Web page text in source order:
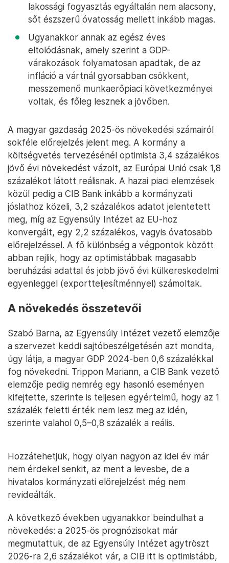
lakossági fogyasztás egyáltalán nem alacsony,
sőt észszerű óvatosság mellett inkább magas.
Ugyanakkor annak az egész éves
eltolódásnak, amely szerint a GDP-
várakozások folyamatosan apadtak, de az
infláció a vártnál gyorsabban csökkent,
messzemenő munkaerőpiaci következményei
voltak, és főleg lesznek a jövőben.
A magyar gazdaság 2025-ös növekedési számairól
sokféle előrejelzés jelent meg. A kormány a
költségvetés tervezésénél optimista 3,4 százalékos
jövő évi növekedést vázolt, az Európai Unió csak 1,8
százalékot látott reálisnak. A hazai piaci elemzések
közül pedig a CIB Bank inkább a kormányzati
jóslathoz közeli, 3,2 százalékos adatot jelentetett
meg, míg az Egyensúly Intézet az EU-hoz
konvergált, egy 2,2 százalékos, vagyis óvatosabb
előrejelzéssel. A fő különbség a végpontok között
abban rejlik, hogy az optimistábbak magasabb
beruházási adattal és jobb jövő évi külkereskedelmi
egyenleggel (exportteljesítménnyel) számoltak.
A növekedés összetevői
Szabó Barna, az Egyensúly Intézet vezető elemzője
a szervezet keddi sajtóbeszélgetésén azt mondta,
úgy látja, a magyar GDP 2024-ben 0,6 százalékkal
fog növekedni. Trippon Mariann, a CIB Bank vezető
elemzője pedig nemrég egy hasonló eseményen
kifejtette, szerinte is teljesen egyértelmű, hogy az 1
százalék feletti érték nem lesz meg az idén,
szerinte valahol 0,5–0,8 százalék a reális.
Hozzátehetjük, hogy olyan nagyon az idei év már
nem érdekel senkit, az ment a levesbe, de a
hivatalos kormányzati előrejelzést még nem
revideálták.
A következő években ugyanakkor beindulhat a
növekedés: a 2025-ös prognózisokat már
megmutattuk, de az Egyensúly Intézet agytröszt
2026-ra 2,6 százalékot vár, a CIB itt is optimistább,